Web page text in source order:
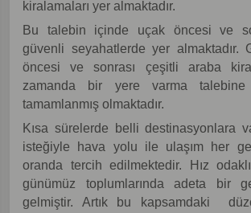
kiralamaları yer almaktadır.
Bu talebin içinde uçak öncesi ve
güvenli seyahatlerde yer almaktadır.
öncesi ve sonrası çeşitli araba
zamanda bir yere varma
tamamlanmış olmaktadır.
Kısa sürelerde belli destinasyonlara
isteğiyle hava yolu ile ulaşım her
oranda tercih edilmektedir. Hız
günümüz toplumlarında adeta bir
gelmiştir. Artık bu kapsamdaki